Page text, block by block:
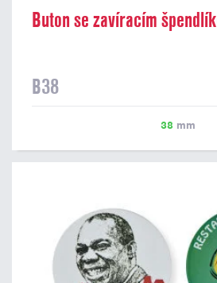
Buton se zavíracím
B38
38 mm